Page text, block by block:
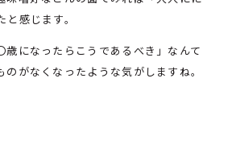
感じます。
歳になったらこうであるべき」なんて
がなくなったような気がしますね。